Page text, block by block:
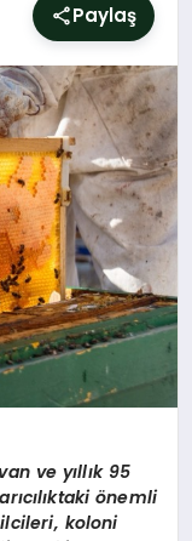
Paylaş
ve yıllık 95
ıcılıktakiönemli
koloni